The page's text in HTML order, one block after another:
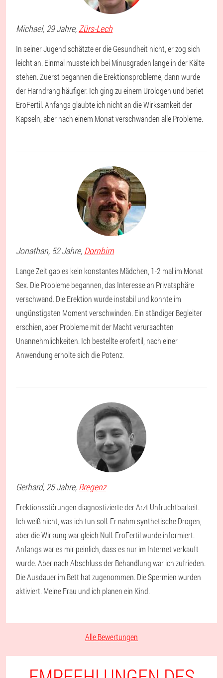
Michael, 29 Jahre,Zürs-Lech
In seiner Jugend schätzte er die Gesundheit nicht, er zog sich
leicht an. Einmal musste ich bei Minusgraden lange in der Kälte
stehen. Zuerst begannen die Erektionsprobleme, dann wurde
der Harndrang häufiger. Ich ging zu einem Urologen und beriet
EroFertil. Anfangs glaubte ich nicht an die Wirksamkeit der
Kapseln, aber nach einem Monat verschwanden alle Probleme.
Jonathan, 52 Jahre, Dornbirn
Lange Zeit gab es kein konstantes Mädchen, 1-2 mal im Monat
Sex. Die Probleme begannen, das Interesse an Privatsphäre
verschwand. Die Erektion wurde instabil und konnte im
ungünstigsten Moment verschwinden. Ein ständiger Begleiter
erschien, aber Probleme mit der Macht verursachten
Unannehmlichkeiten. Ich bestellte erofertil, nach einer
Anwendung erholte sich die Potenz.
Gerhard, 25 Jahre, Bregenz
Erektionsstörungen diagnostizierte der Arzt Unfruchtbarkeit.
Ich weiß nicht, was ich tun soll. Er nahm synthetische Drogen,
aber die Wirkung war gleich Null. EroFertil wurde informiert.
Anfangs war es mir peinlich, dass es nur im Internet verkauft
wurde. Aber nach Abschluss der Behandlung war ich zufrieden.
Die Ausdauer im Bett hat zugenommen. Die Spermien wurden
aktiviert. Meine Frau und ich planen ein Kind.
Alle Bewertungen